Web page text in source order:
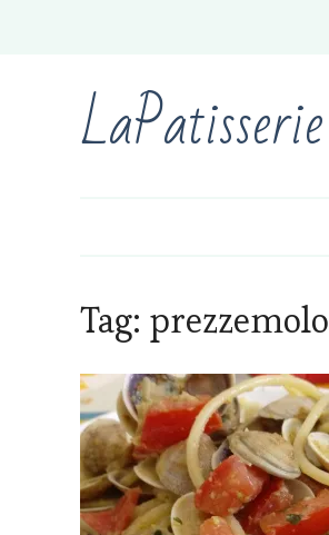
LaPatisserie
Tag: prezzemolo